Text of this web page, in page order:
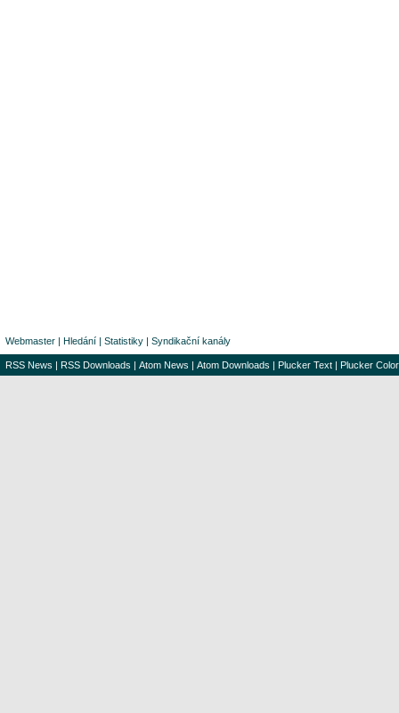
Webmaster | Hledání | Statistiky | Syndikační kanály
RSS News | RSS Downloads | Atom News | Atom Downloads | Plucker Text | Plucker Color